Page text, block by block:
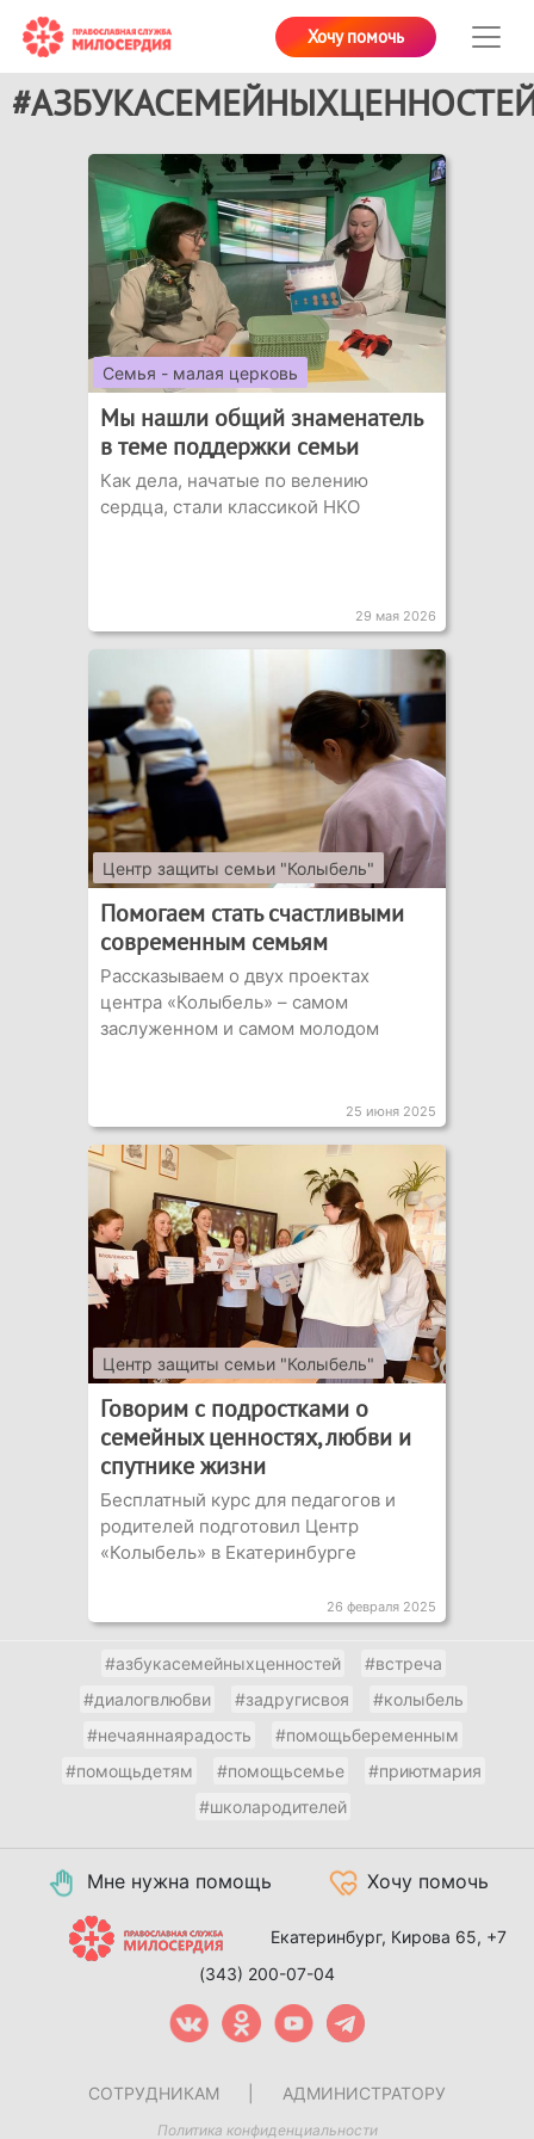
Хочу помочь
Семья - малая церковь
Мы нашли общий знаменатель
в теме поддержки семьи
Как дела, начатые по велению
сердца, стали классикой НКО
29 мая 2026
Центр защиты семьи "Колыбель"
Помогаем стать счастливыми
современным семьям
Рассказываем о двух проектах
центра «Колыбель» – самом
заслуженном и самом молодом
25 июня 2025
Центр защиты семьи "Колыбель"
Говорим с подростками о
семейных ценностях, любви и
спутнике жизни
Бесплатный курс для педагогов и
родителей подготовил Центр
«Колыбель» в Екатеринбурге
26 февраля 2025
#азбукасемейныхценностей
#встреча
#диалогвлюбви
#задругисвоя
#колыбель
#нечаяннаярадость
#помощьбеременным
#помощьдетям
#помощьсемье
#приютмария
#школародителей
Мне нужна помощь Хочу помочь
Екатеринбург, Кирова 65, +7
(343) 200-07-04
СОТРУДНИКАМ АДМИНИСТРАТОРУ
Политика конфиденциальности